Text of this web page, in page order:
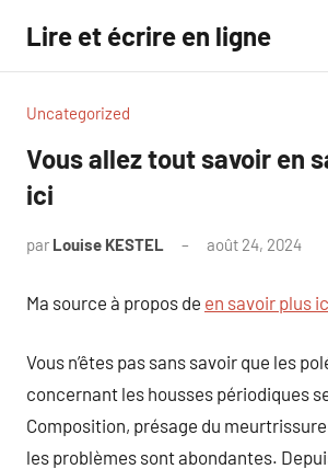
contenu
Lire et écrire en ligne
Uncategorized
Vous allez tout savoir en
ici
par Louise KESTEL août 24, 2024
Ma source à propos de en savoir plus
Vous n’êtes pas sans savoir que les
concernant les housses périodiques
Composition, présage du
les problèmes sont abondantes.